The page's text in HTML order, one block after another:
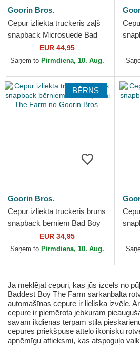
Goorin Bros.
Cepur izliekta truckeris zaļš
snapback Microsuede Bad
Boy The Farm no Goorin
Bros.
EUR 44,95
Saņem to Pirmdiena, 10. Aug.
no
BĒRNS
Goorin Bros.
Cepur izliekta truckeris brūns
snapback bērniem Bad Boy
Mini The Farm no Goorin
Bros.
EUR 34,95
Saņem to Pirmdiena, 10. Aug.
no
Ja meklējat cepuri, kas jūs izcels no
Baddest Boy The Farm sarkanbaltā
automašīnas cepure ir lieliska izvēle.
cepure ir piemērota jebkuram
savam ikdienas tērpam stila
cepures priekšpusē attēlo ikonisku
apņēmīgu attieksmi, kas atspoguļo